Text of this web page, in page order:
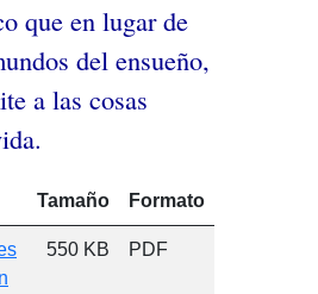
que en lugar de
del ensueño,
a las cosas
Tamaño Formato
550 KB PDF